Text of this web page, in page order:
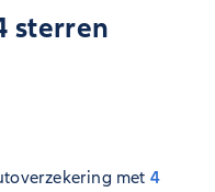
sterren
met 4